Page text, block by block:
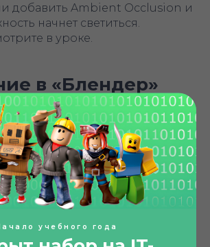
добавить Ambient Occlusion и
начнет светиться.
в уроке.
в «Блендер»
учебного года